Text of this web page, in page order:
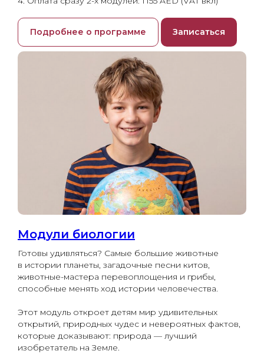
Подробнее о программе Записаться
Модули биологии
Готовы удивляться? Самые большие животные
в истории планеты, загадочные песни китов,
животные-мастера перевоплощения и грибы,
способные менять ход истории человечества.
Этот модуль откроет детям мир удивительных
открытий, природных чудес и невероятных фактов,
которые доказывают: природа — лучший
изобретатель на Земле.